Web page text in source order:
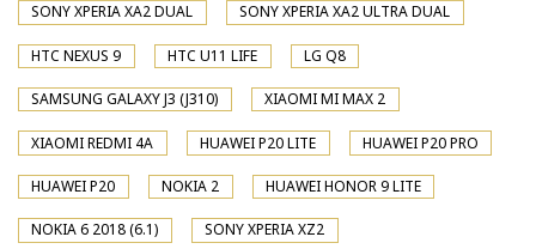
SONY XPERIA XA2 DUAL SONY XPERIA XA2 ULTRA DUAL
HTC NEXUS 9 HTC U11 LIFE LG Q8
SAMSUNG GALAXY J3 (J310) XIAOMI MI MAX 2
XIAOMI REDMI 4A HUAWEI P20 LITE HUAWEI P20 PRO
HUAWEI P20 NOKIA 2 HUAWEI HONOR 9 LITE
NOKIA 6 2018 (6.1) SONY XPERIA XZ2